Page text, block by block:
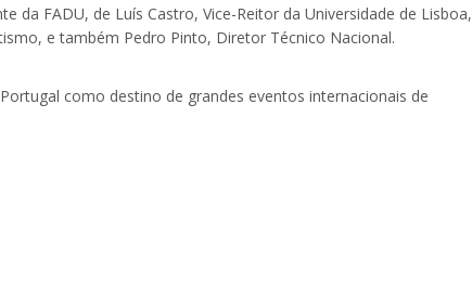
da FADU, de Luís Castro, Vice-Reitor da Universidade de Lisboa,
e também Pedro Pinto, Diretor Técnico Nacional.
como destino de grandes eventos internacionais de